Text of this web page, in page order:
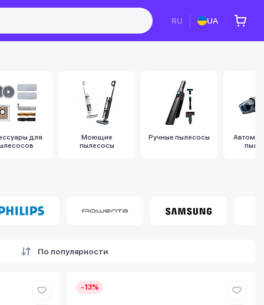
RU UA
для
Моющие
пылесосы
Ручные пылесосы
По популярности
-13%